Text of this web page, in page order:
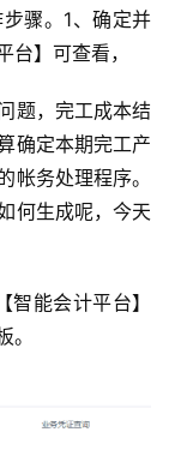
骤。1、确定并
】可查看，
题，完工成本结
确定本期完工产
帐务处理程序。
何生成呢，今天
能会计平台】